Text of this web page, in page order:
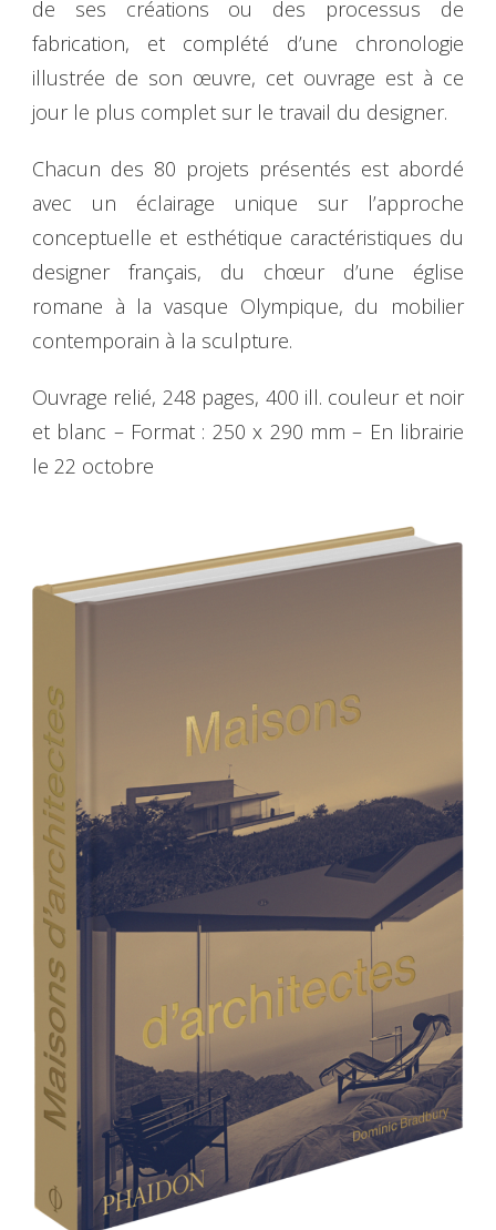
de ses créations ou des processus de
fabrication, et complété d’une chronologie
illustrée de son œuvre, cet ouvrage est à ce
jour le plus complet sur le travail du designer.
Chacun des 80 projets présentés est abordé
avec un éclairage unique sur l’approche
conceptuelle et esthétique caractéristiques du
designer français, du chœur d’une église
romane à la vasque Olympique, du mobilier
contemporain à la sculpture.
Ouvrage relié, 248 pages, 400 ill. couleur et noir
et blanc – Format : 250 x 290 mm – En librairie
le 22 octobre